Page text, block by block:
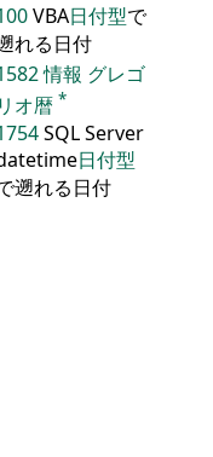
VBA日付型で
れる日付
情報 グレゴ
リオ暦 *
SQL Server
日付型
遡れる日付